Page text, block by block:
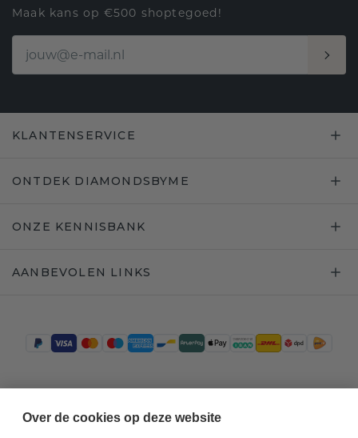
Maak kans op €500 shoptegoed!
KLANTENSERVICE
ONTDEK DIAMONDSBYME
ONZE KENNISBANK
AANBEVOLEN LINKS
Over de cookies op deze website